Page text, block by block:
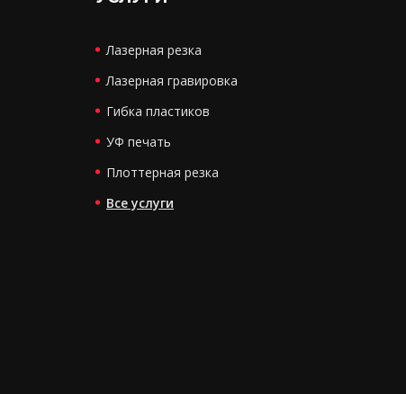
Лазерная резка
Лазерная гравировка
Гибка пластиков
УФ печать
Плоттерная резка
Все услуги